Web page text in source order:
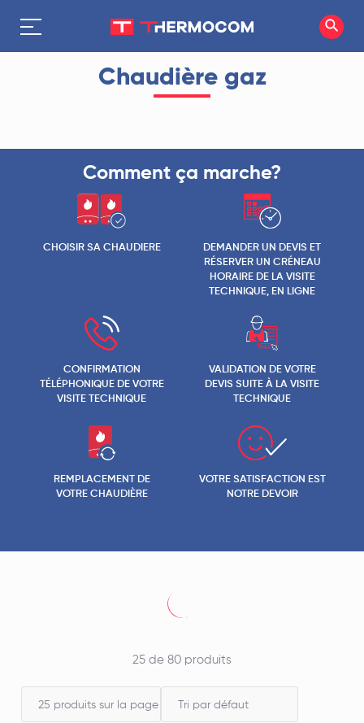
Chaudière gaz
Comment ça marche?
CHOISIR SA CHAUDIERE
DEMANDER UN DEVIS ET
RÉSERVER UN CRÉNEAU
HORAIRE DE LA VISITE
TECHNIQUE, EN LIGNE
CONFIRMATION
TÉLÉPHONIQUE DE VOTRE
VISITE TECHNIQUE
VALIDATION DE VOTRE
DEVIS SUITE À LA VISITE
TECHNIQUE
REMPLACEMENT DE
VOTRE CHAUDIÈRE
VOTRE SATISFACTION EST
NOTRE DEVOIR
25 de 80 produits